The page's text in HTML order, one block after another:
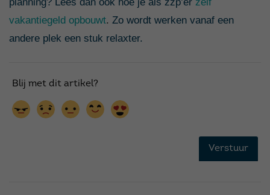
vakantiegeld opbouwt. Zo wordt werken vanaf een
andere plek een stuk relaxter.